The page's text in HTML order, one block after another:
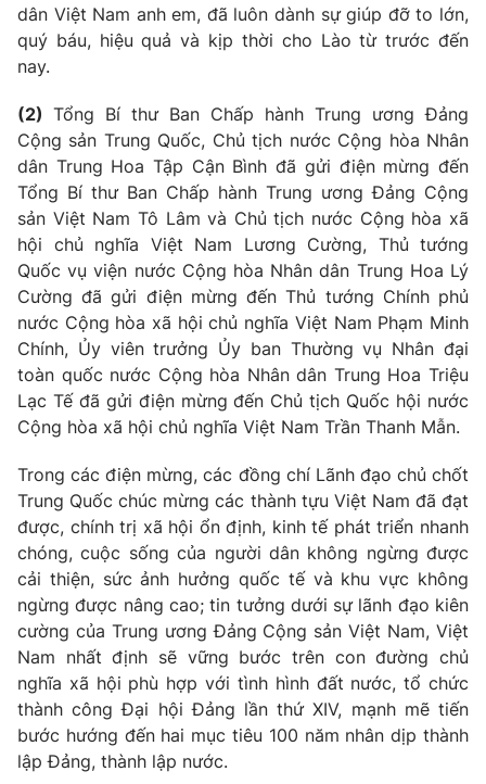
dân Việt Nam anh em, đã luôn dành sự giúp đỡ to lớn,
quý báu, hiệu quả và kịp thời cho Lào từ trước đến
nay.
(2) Tổng Bí thư Ban Chấp hành Trung ương Đảng
Cộng sản Trung Quốc, Chủ tịch nước Cộng hòa Nhân
dân Trung Hoa Tập Cận Bình đã gửi điện mừng đến
Tổng Bí thư Ban Chấp hành Trung ương Đảng Cộng
sản Việt Nam Tô Lâm và Chủ tịch nước Cộng hòa xã
hội chủ nghĩa Việt Nam Lương Cường, Thủ tướng
Quốc vụ viện nước Cộng hòa Nhân dân Trung Hoa Lý
Cường đã gửi điện mừng đến Thủ tướng Chính phủ
nước Cộng hòa xã hội chủ nghĩa Việt Nam Phạm Minh
Chính, Ủy viên trưởng Ủy ban Thường vụ Nhân đại
toàn quốc nước Cộng hòa Nhân dân Trung Hoa Triệu
Lạc Tế đã gửi điện mừng đến Chủ tịch Quốc hội nước
Cộng hòa xã hội chủ nghĩa Việt Nam Trần Thanh Mẫn.
Trong các điện mừng, các đồng chí Lãnh đạo chủ chốt
Trung Quốc chúc mừng các thành tựu Việt Nam đã đạt
được, chính trị xã hội ổn định, kinh tế phát triển nhanh
chóng, cuộc sống của người dân không ngừng được
cải thiện, sức ảnh hưởng quốc tế và khu vực không
ngừng được nâng cao; tin tưởng dưới sự lãnh đạo kiên
cường của Trung ương Đảng Cộng sản Việt Nam, Việt
Nam nhất định sẽ vững bước trên con đường chủ
nghĩa xã hội phù hợp với tình hình đất nước, tổ chức
thành công Đại hội Đảng lần thứ XIV, mạnh mẽ tiến
bước hướng đến hai mục tiêu 100 năm nhân dịp thành
lập Đảng, thành lập nước.